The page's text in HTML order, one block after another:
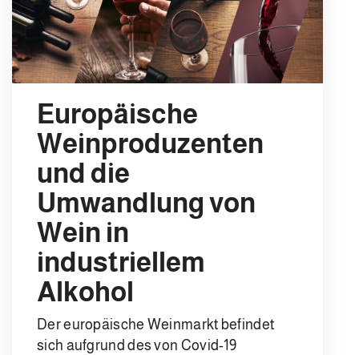
Europäische
Weinproduzenten
und die
Umwandlung von
Wein in
industriellem
Alkohol
Der europäische Weinmarkt befindet
sich aufgrund des von Covid-19